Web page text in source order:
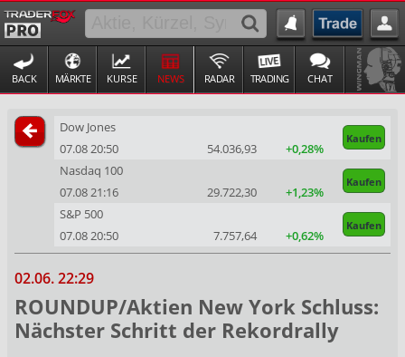
BACK MÄRKTE KURSE NEWS RADAR TRADING CHAT
Dow Jones
Kaufen
07.08 20:50 54.036,93
+0,28%
Nasdaq 100
Kaufen
07.08 21:16 29.722,30
+1,23%
S&P 500
Kaufen
07.08 20:50 7.757,64 +0,62%
02.06. 22:29
ROUNDUP/Aktien New York Schluss:
Nächster Schritt der Rekordrally